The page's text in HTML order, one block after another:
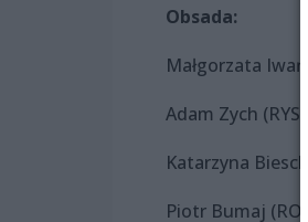
Obsada:
Małgorzata
Adam Zych
Katarzyna
Piotr Bumaj